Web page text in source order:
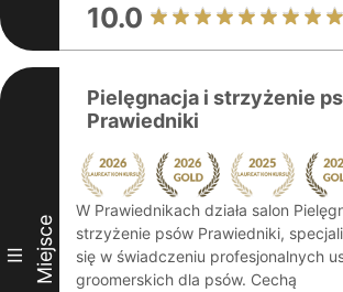
10.0
III Miejsce
Pielęgnacja i strzyżenie
Prawiedniki
W Prawiednikach działa salon
strzyżenie psów Prawiedniki,
się w świadczeniu profesjonalnych
groomerskich dla psów. Cechą